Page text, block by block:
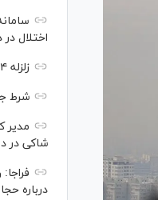
اختلال
زلزله ۴ ریشتری بندرلنگه را لرزاند
شرط
شاکی در
درباره